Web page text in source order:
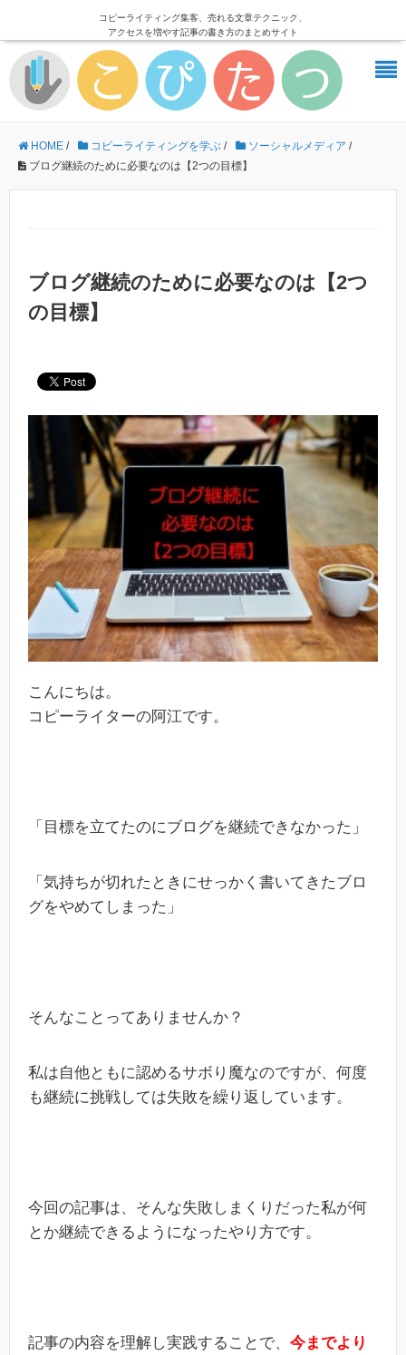
コピーライティング集客、売れる文章テクニック、
アクセスを増やす記事の書き方のまとめサイト
HOME / コピーライティングを学ぶ / ソーシャルメディア /
ブログ継続のために必要なのは【2つの目標】
ブログ継続のために必要なのは【2つ
の目標】
こんにちは。
コピーライターの阿江です。
「目標を立てたのにブログを継続できなかった」
「気持ちが切れたときにせっかく書いてきたブロ
グをやめてしまった」
そんなことってありませんか？
私は自他ともに認めるサボり魔なのですが、何度
も継続に挑戦しては失敗を繰り返しています。
今回の記事は、そんな失敗しまくりだった私が何
とか継続できるようになったやり方です。
記事の内容を理解し実践することで、 今までより